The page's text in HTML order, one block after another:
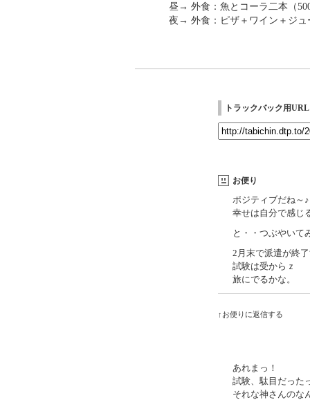
昼→ 外食：魚とコーラ二本（
夜→ 外食：ピザ＋ワイン＋ジュ
トラックバック用URL
お便り
ポジティブだね～♪
幸せは自分で感じ
と・・つぶやいて
2月末で派遣が終
試験は受からｚ
旅にでるかな。
↑お便りに返信する
あれまっ！
試験、駄目だった
それな神さんのな